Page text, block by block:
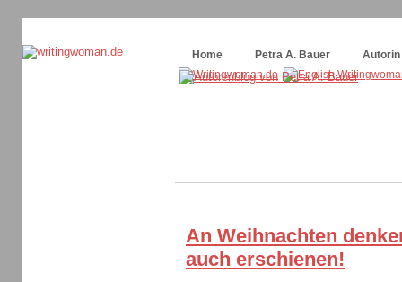
Home
Petra A. Bauer Autorin
An Weihnachten
auch erschienen!